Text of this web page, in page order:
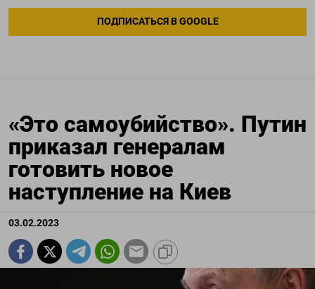
ПОДПИСАТЬСЯ В GOOGLE
«Это самоубийство». Путин
приказал генералам
готовить новое
наступление на Киев
03.02.2023